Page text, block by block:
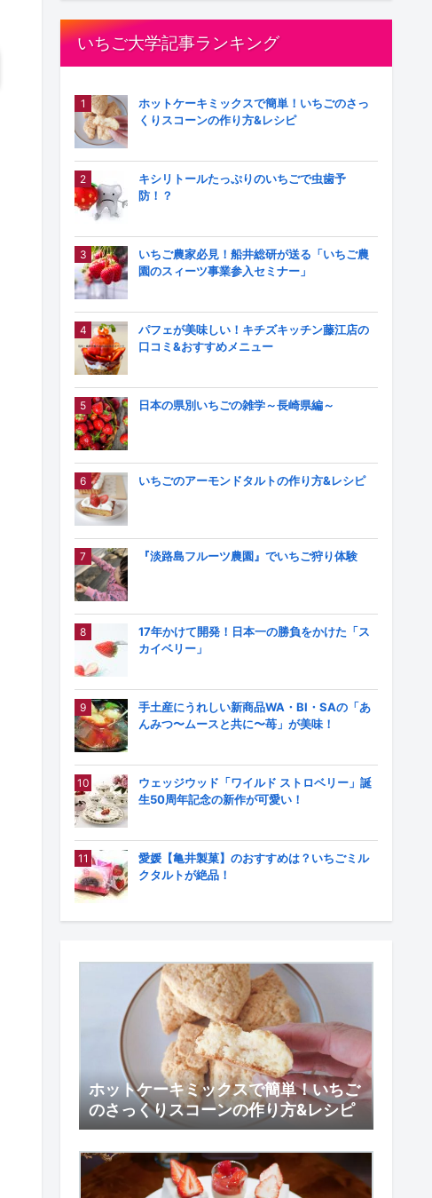
いちご大学記事ランキング
ホットケーキミックスで簡単！いちごのさっ
くりスコーンの作り方&レシピ
キシリトールたっぷりのいちごで虫歯予
防！？
いちご農家必見！船井総研が送る「いちご農
園のスィーツ事業参入セミナー」
パフェが美味しい！キチズキッチン藤江店の
口コミ&おすすめメニュー
日本の県別いちごの雑学～長崎県編～
いちごのアーモンドタルトの作り方&レシピ
『淡路島フルーツ農園』でいちご狩り体験
17年かけて開発！日本一の勝負をかけた「ス
カイベリー」
手土産にうれしい新商品WA・BI・SAの「あ
んみつ〜ムースと共に〜苺」が美味！
ウェッジウッド「ワイルド ストロベリー」誕
生50周年記念の新作が可愛い！
愛媛【亀井製菓】のおすすめは？いちごミル
クタルトが絶品！
ホットケーキミックスで簡単！いちご
のさっくりスコーンの作り方&レシピ